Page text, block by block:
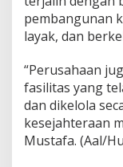
pembangunan
layak, dan
“Perusahaan
fasilitas yang
dan dikelola
kesejahteraan
Mustafa. (Aal/